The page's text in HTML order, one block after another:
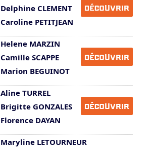
Delphine CLEMENT
Caroline PETITJEAN
DÉCOUVRIR
Helene MARZIN
Camille SCAPPE
Marion BEGUINOT
DÉCOUVRIR
Aline TURREL
Brigitte GONZALES
Florence DAYAN
DÉCOUVRIR
Maryline LETOURNEUR